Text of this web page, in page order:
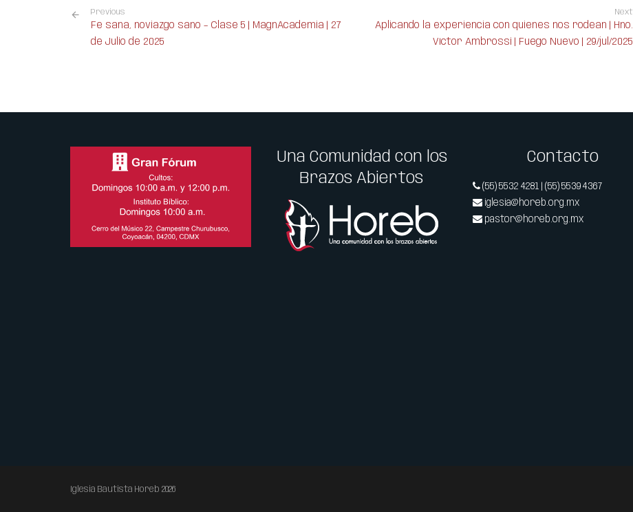
Previous
Fe sana, noviazgo sano – Clase 5 | MagnAcademia | 27
de Julio de 2025
Next
Aplicando la experiencia con quienes nos rodean | Hno.
Víctor Ambrossi | Fuego Nuevo | 29/jul/2025
Una Comunidad con los
Brazos Abiertos
Contacto
(55) 5532 4281 | (55) 5539 4367
iglesia@horeb.org.mx
pastor@horeb.org.mx
Iglesia Bautista Horeb 2026